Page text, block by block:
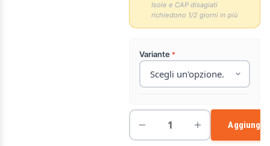
Isole e CAP disagiati
richiedono 1/2 giorni in più
Variante
Aggiungi